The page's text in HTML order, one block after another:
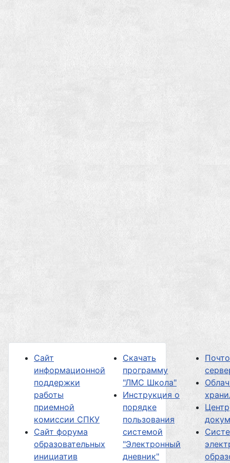
Сайт
информационной
поддержки
работы
приемной
комиссии СПКУ
Сайт форума
образовательных
инициатив
Скачать
программу
"ЛМС Школа"
Инструкция о
порядке
пользования
системой
"Электронный
дневник"
Центр